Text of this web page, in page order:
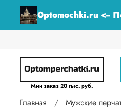
Optomochki.ru <--
Мин заказ 20 тыс. руб.
Главная Мужские